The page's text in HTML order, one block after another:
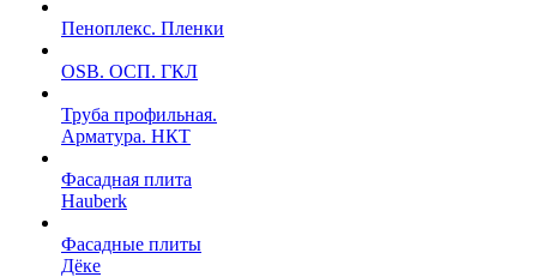
Пеноплекс. Пленки
OSB. ОСП. ГКЛ
Труба профильная.
Арматура. НКТ
Фасадная плита
Hauberk
Фасадные плиты
Дёке